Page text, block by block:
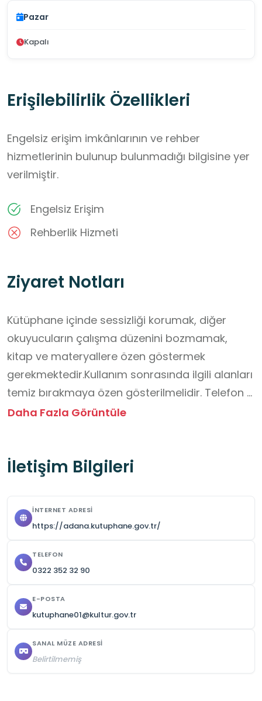
Pazar
Kapalı
Erişilebilirlik Özellikleri
Engelsiz erişim imkânlarının ve rehber
hizmetlerinin bulunup bulunmadığı bilgisine yer
verilmiştir.
Engelsiz Erişim
Rehberlik Hizmeti
Ziyaret Notları
Kütüphane içinde sessizliği korumak, diğer
okuyucuların çalışma düzenini bozmamak,
kitap ve materyallere özen göstermek
gerekmektedir.Kullanım sonrasında ilgili alanları
temiz bırakmaya özen gösterilmelidir. Telefon
görüşmeleri ve yüksek sesli konuşmalardan
Daha Fazla Görüntüle
İletişim Bilgileri
İNTERNET ADRESI
https://adana.kutuphane.gov.tr/
TELEFON
0322 352 32 90
E-POSTA
kutuphane01@kultur.gov.tr
SANAL MÜZE ADRESI
Belirtilmemiş